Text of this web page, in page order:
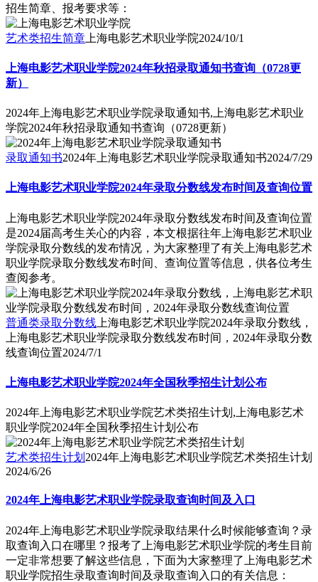
招生简章、报考要求等：
艺术类招生简章 上海电影艺术职业学院2024/10/1
上海电影艺术职业学院2024年秋招录取通知书查询（0728更
新）
2024年上海电影艺术职业学院录取通知书,上海电影艺术职业
学院2024年秋招录取通知书查询（0728更新）
录取通知书2024年上海电影艺术职业学院录取通知书2024/7/29
上海电影艺术职业学院2024年录取分数线发布时间及查询位置
上海电影艺术职业学院2024年录取分数线发布时间及查询位置
是2024届高考生关心的内容，本文根据往年上海电影艺术职业
学院录取分数线的发布情况，为大家整理了有关上海电影艺术
职业学院录取分数线发布时间、查询位置等信息，供各位考生
查阅参考。
普通类录取分数线 上海电影艺术职业学院2024年录取分数线，
上海电影艺术职业学院录取分数线发布时间，2024年录取分数
线查询位置2024/7/1
上海电影艺术职业学院2024年全国秋季招生计划公布
2024年上海电影艺术职业学院艺术类招生计划,上海电影艺术
职业学院2024年全国秋季招生计划公布
艺术类招生计划 2024年上海电影艺术职业学院艺术类招生计划
2024/6/26
2024年上海电影艺术职业学院录取查询时间及入口
2024年上海电影艺术职业学院录取结果什么时候能够查询？录
取查询入口在哪里？报考了上海电影艺术职业学院的考生目前
一定非常想要了解这些信息，下面为大家整理了上海电影艺术
职业学院招生录取查询时间及录取查询入口的有关信息：